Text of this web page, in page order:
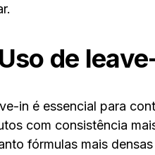
de
in é essencial para
com consistência
fórmulas mais